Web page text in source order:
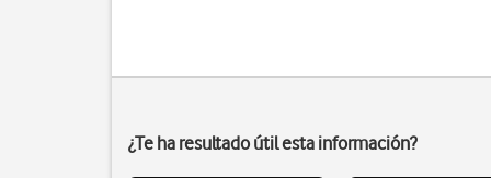
¿Te ha resultado útil esta información?